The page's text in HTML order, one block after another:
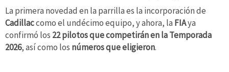
La primera novedad en la parrilla es la incorporación de
Cadillaccomo el undécimo equipo, y ahora, la FIAya
confirmó los 22 pilotos que competirán en la Temporada
2026, así como los números que eligieron.